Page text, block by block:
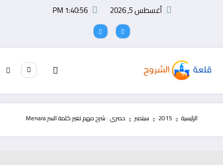
أغسطس 5, 2026 1:40:56 PM
الرئيسية 2015 سبتمبر حصري : شرح مهم تغير كلمة السر Menara